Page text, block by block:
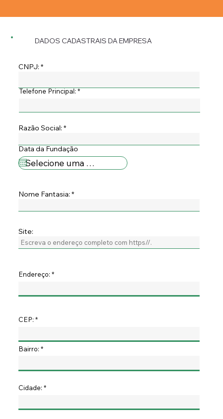
DADOS CADASTRAIS DA EMPRESA
Telefone Principal:
CNPJ:
Razão Social:
Data da Fundação
Nome Fantasia:
Site:
CEP:
Endereço:
Bairro:
Cidade: